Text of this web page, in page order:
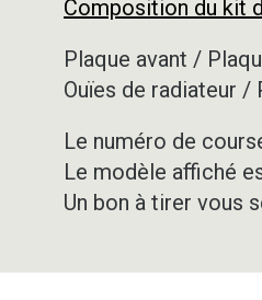
Composition du kit
Plaque avant /
Ouïes de radiateur
Le numéro de
Le modèle affiché
Un bon à tirer vous